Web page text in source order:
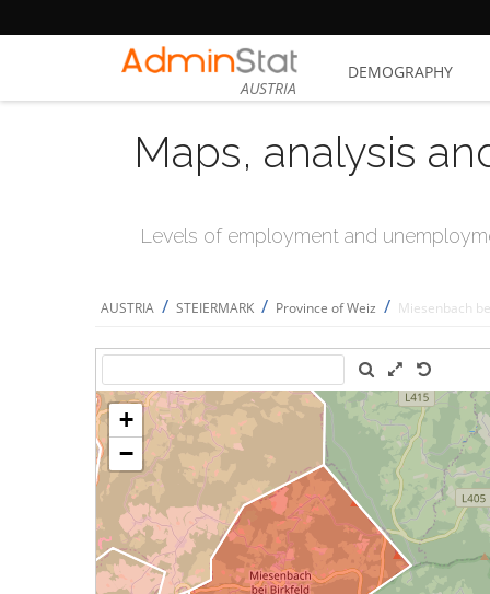
AUSTRIA
DEMOGRAPHY
Maps, analysis
Levels of employment and
AUSTRIA / STEIERMARK / Province of Weiz / Miesenbach